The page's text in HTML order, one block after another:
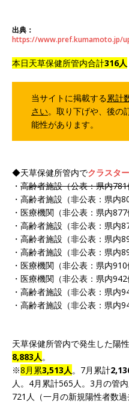
出典：
https://www.pref.kumamoto.jp/
本日天草保健所管内合計316人
当サイトに掲載する累計
さい。取り下げや、後の
能性があります。
◆天草保健所管内でクラスタ
・ 高齢者施設（公表：県内
・高齢者施設（非公表：県内
・医療機関（非公表：県内
・高齢者施設（非公表：県内
・高齢者施設（非公表：県内
・高齢者施設（非公表：県内
・医療機関（非公表：県内
・医療機関（非公表：県内
・高齢者施設（非公表：県内
・高齢者施設（非公表：県内
天草保健所管内で発生した陽
8,883人 。
※8月累3,513人 。7月累計
人。4月累計565人。3月の管
721人（一月の新規陽性者数過